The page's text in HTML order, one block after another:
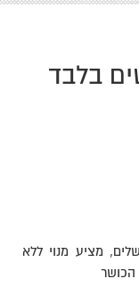
בלבד
מציע מנוי ללא
הכושר